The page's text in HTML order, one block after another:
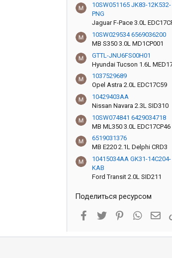
10SW051165 JK83-12K532-
PNG
Jaguar F-Pace 3.0L
10SW029534 6569036200
MB S350 3.0L MD1CP001
GTTL-JNU6FS00H01
Hyundai Tucson 1.6L
1037529689
Opel Astra 2.0L EDC17C59
10429403AA
Nissan Navara 2.3L SID310
10SW074841 6429034718
MB ML350 3.0L EDC17CP46
6519031376
MB E220 2.1L Delphi CRD3
10415034AA GK31-14C204-
KAB
Ford Transit 2.0L SID211
Поделиться ресурсом
Facebook
Twitter Pinterest